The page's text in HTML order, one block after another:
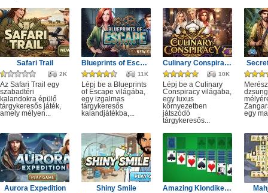
Safari Trail
2K
Az Safari Trail egy
szabadtéri
kalandokra épülő
tárgykeresős játék,
amely mélyen...
Blueprints of Escape
11K
Lépj be a Blueprints
of Escape világába,
egy izgalmas
tárgykeresős
kalandjátékba,...
Culinary Conspiracy
10K
Lépj be a Culinary
Conspiracy világába,
egy luxus
környezetben
játszódó
tárgykeresős...
egy
Aurora Expedition Shiny Smile Amazing Klondike Solitaire